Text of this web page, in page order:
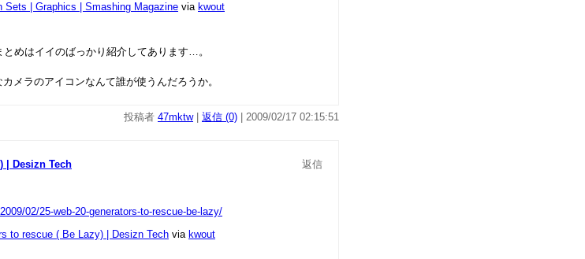
Sets | Graphics | Smashing Magazine via kwout
めはイイのばっかり紹介してあります…。
メラのアイコンなんて誰が使うんだろうか。
投稿者 47mktw| 返信 (0) | 2009/02/17 02:15:51
| Desizn Tech
返信
to rescue ( Be Lazy) | Desizn Tech via kwout